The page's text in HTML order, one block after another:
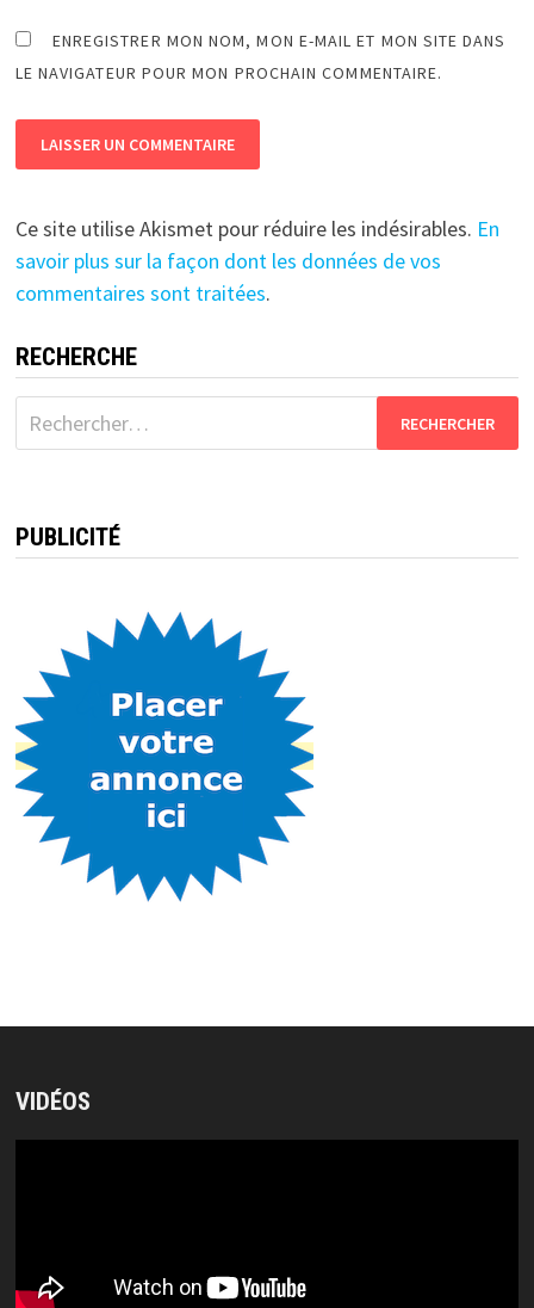
ENREGISTRER MON NOM, MON E-MAIL ET MON SITE DANS
LE NAVIGATEUR POUR MON PROCHAIN COMMENTAIRE.
Ce site utilise Akismet pour réduire les indésirables. En
savoir plus sur la façon dont les données de vos
commentaires sont traitées.
RECHERCHE
Rechercher :
PUBLICITÉ
VIDÉOS